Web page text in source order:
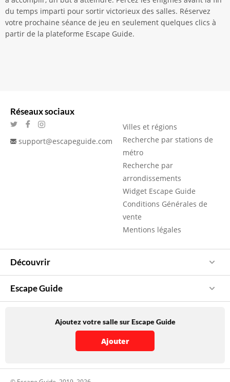
du temps imparti pour sortir victorieux des salles. Réservez
votre prochaine séance de jeu en seulement quelques clics à
partir de la plateforme Escape Guide.
Réseaux sociaux
support@escapeguide.com
Villes et régions
Recherche par stations de
métro
Recherche par
arrondissements
Widget Escape Guide
Conditions Générales de
vente
Mentions légales
Découvrir
Escape Guide
Ajoutez votre salle sur Escape Guide
Ajouter